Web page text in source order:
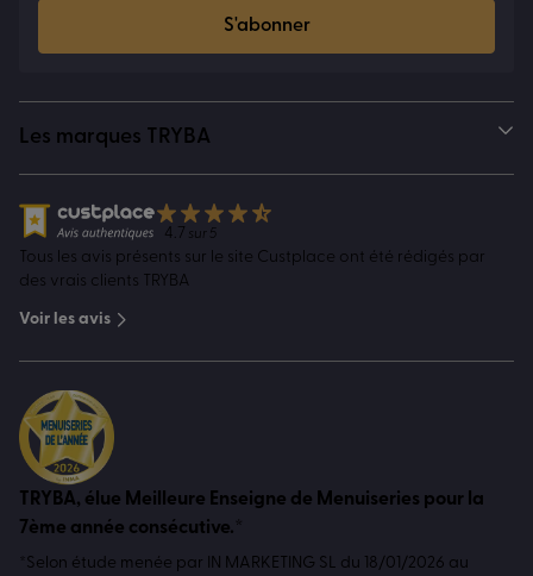
S'abonner
Les marques TRYBA
4.7 sur 5
Tous les avis présents sur le site Custplace ont été rédigés par
des vrais clients TRYBA
Voir les avis
TRYBA, élue Meilleure Enseigne de Menuiseries pour la
7ème année consécutive.*
*Selon étude menée par IN MARKETING SL du 18/01/2026 au